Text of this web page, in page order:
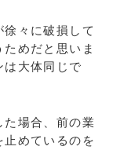
々に破損して
めだと思いま
は大体同じで
場合、前の業
めているのを